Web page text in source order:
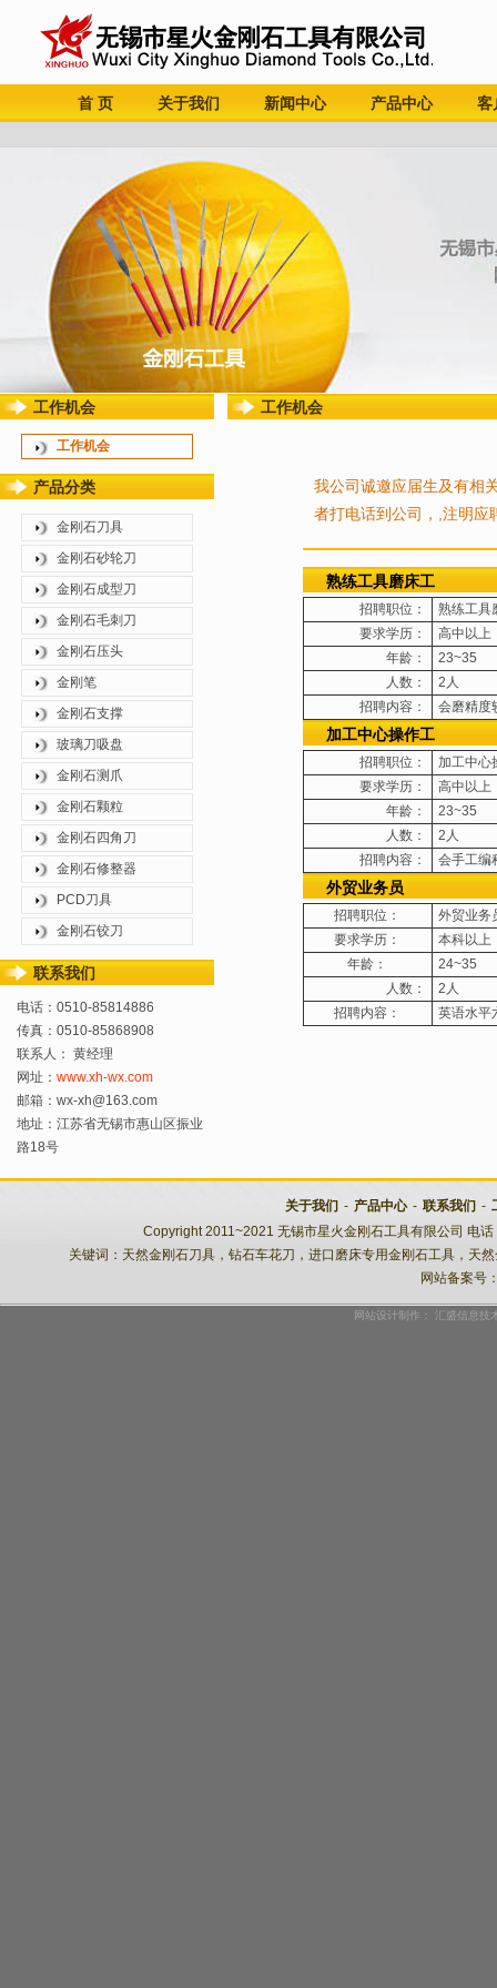
首 页 关于我们 新闻中心 产品中心 客
工作机会
工作机会
产品分类
金刚石刀具
金刚石砂轮刀
金刚石成型刀
金刚石毛刺刀
金刚石压头
金刚笔
金刚石支撑
玻璃刀吸盘
金刚石测爪
金刚石颗粒
金刚石四角刀
金刚石修整器
PCD刀具
金刚石铰刀
联系我们
电话：0510-85814886
传真：0510-85868908
联系人： 黄经理
网址： www.xh-wx.com
邮箱：wx-xh@163.com
地址：江苏省无锡市惠山区振业
路18号
工作机会
我公司诚邀应届生及有相
者打电话到公司，,注明应
熟练工具磨床工
招聘职位：
熟练工具
要求学历：
高中以上
年龄：
23~35
人数：
2人
招聘内容：
会磨精度
加工中心操作工
招聘职位：
加工中心
要求学历：
高中以上
年龄：
23~35
人数：
2人
招聘内容：
会手工编
外贸业务员
招聘职位：
外贸业务
要求学历：
本科以上
年龄：
24~35
人数：
2人
招聘内容：
英语水平
关于我们 - 产品中心 - 联系我们 -
Copyright 2011~2021 无锡市星火金刚石工具有限公司 电
关键词：天然金刚石刀具，钻石车花刀，进口磨床专用金刚石工具，
网站备案号
网站设计制作： 汇盛信息技